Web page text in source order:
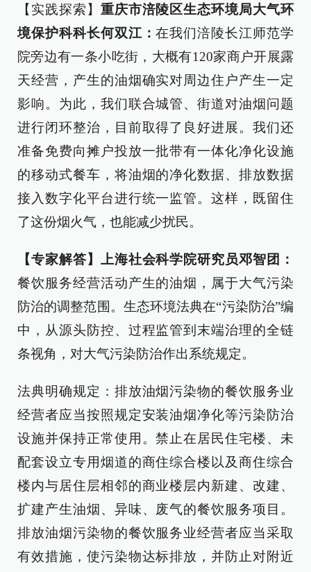
【实践探索】 重庆市涪陵区生态环境局大气环
境保护科科长何双江：在我们涪陵长江师范学
院旁边有一条小吃街，大概有120家商户开展露
天经营，产生的油烟确实对周边住户产生一定
影响。为此，我们联合城管、街道对油烟问题
进行闭环整治，目前取得了良好进展。我们还
准备免费向摊户投放一批带有一体化净化设施
的移动式餐车，将油烟的净化数据、排放数据
接入数字化平台进行统一监管。这样，既留住
了这份烟火气，也能减少扰民。
【专家解答】上海社会科学院研究员邓智团：
餐饮服务经营活动产生的油烟，属于大气污染
防治的调整范围。生态环境法典在“污染防治”编
中，从源头防控、过程监管到末端治理的全链
条视角，对大气污染防治作出系统规定。
法典明确规定：排放油烟污染物的餐饮服务业
经营者应当按照规定安装油烟净化等污染防治
设施并保持正常使用。禁止在居民住宅楼、未
配套设立专用烟道的商住综合楼以及商住综合
楼内与居住层相邻的商业楼层内新建、改建、
扩建产生油烟、异味、废气的餐饮服务项目。
排放油烟污染物的餐饮服务业经营者应当采取
有效措施，使污染物达标排放，并防止对附近